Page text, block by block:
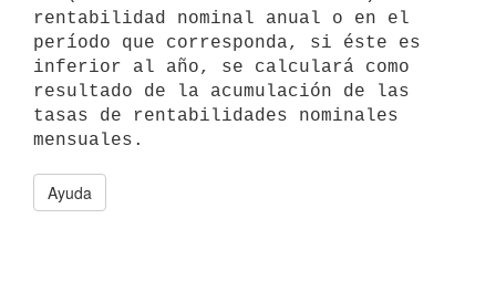
rentabilidad nominal anual o en el
período que corresponda, si éste es
inferior al año, se calculará como
resultado de la acumulación de las
tasas de rentabilidades nominales
Ayuda